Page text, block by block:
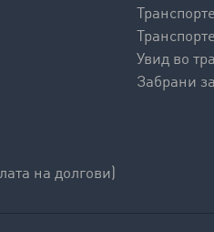
на долгови)
Увид во
Забрани